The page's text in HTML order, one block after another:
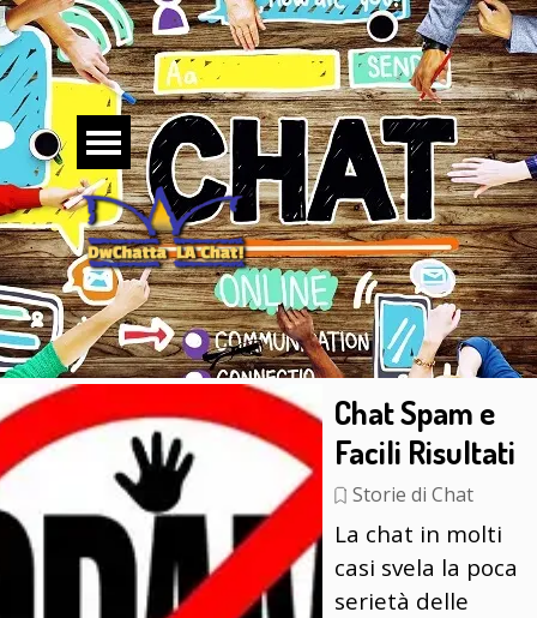
Vai ai contenuti
Salta menù
Chat Spam e
Facili Risultati
Storie di Chat
La chat in molti
casi svela la poca
serietà delle